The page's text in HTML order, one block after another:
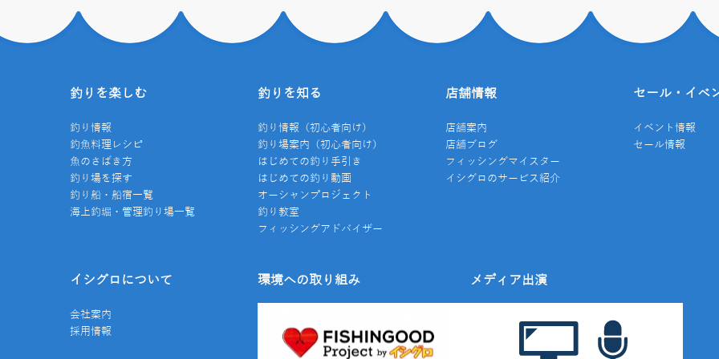
釣りを楽しむ
釣り情報
釣魚料理レシピ
魚のさばき方
釣り場を探す
釣り船・船宿一覧
海上釣堀・管理釣り場一覧
釣りを知る
釣り情報（初心者向け）
釣り場案内（初心者向け）
はじめての釣り手引き
はじめての釣り動画
オーシャンプロジェクト
釣り教室
フィッシングアドバイザー
店舗情報
店舗案内
店舗ブログ
フィッシングマイスター
イシグロのサービス紹介
セール・イベ
イベント情報
セール情報
イシグロについて
会社案内
採用情報
環境への取り組み メディア出演